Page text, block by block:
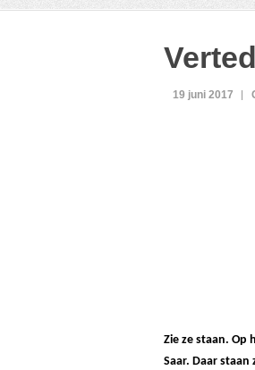
19 juni 2017
Zie ze staan.
Saar. Daar